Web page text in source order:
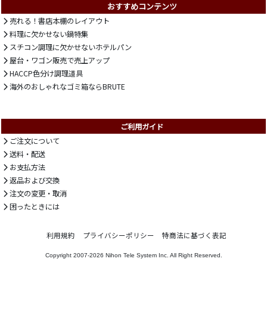
おすすめコンテンツ
売れる！書店本棚のレイアウト
料理に欠かせない鍋特集
スチコン調理に欠かせないホテルパン
屋台・ワゴン販売で売上アップ
HACCP色分け調理道具
海外のおしゃれなゴミ箱ならBRUTE
ご利用ガイド
ご注文について
送料・配送
お支払方法
返品および交換
注文の変更・取消
困ったときには
利用規約 プライバシーポリシー 特商法に基づく表記
Copyright 2007-2026 Nihon Tele System Inc. All Right Reserved.